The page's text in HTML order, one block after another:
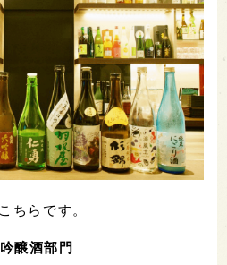
ちらです。
醸酒部門